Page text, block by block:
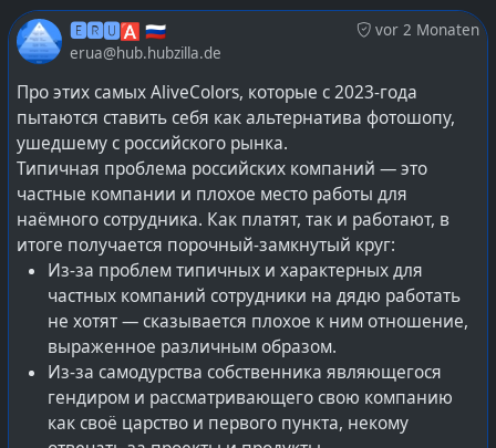
По сути своей, крайне сильно напоминая тот самый
VSCode, из которого легко и просто получилось
МойОфис / MyOffice же, напротив, реализован на C++
и работать в браузерах может лишь через
компиляцию кода в WASM — это приводит к ещё
более выраженной однопоточности, нежели идея
вокруг workers в кодовой базе на JavaScript.
Исходя из этого всего и не удивительно, что Euro
Office было решено создавать принудительно
присвоив себеименно ONLYOFFICE / Р7-Офис — и
формат OOXML Transitional поддерживает и в
различные онлайн-сервисы удобно внедрять.
Два разных Office Open XML
Существует OOXML аж в двух вариациях: Strict и
vor 2 Monaten
🅴🆁🆄🅰 🇷🇺
erua@hub.hubzilla.de
Про этих самых AliveColors, которые с 2023-года
пытаются ставить себя как альтернатива фотошопу,
ушедшему с российского рынка.
Типичная проблема российских компаний — это
частные компании и плохое место работы для
наёмного сотрудника. Как платят, так и работают, в
итоге получается порочный-замкнутый круг:
Из-за проблем типичных и характерных для
частных компаний сотрудники на дядю работать
не хотят — сказывается плохое к ним отношение,
выраженное различным образом.
Из-за самодурства собственника являющегося
гендиром и рассматривающего свою компанию
как своё царство и первого пункта, некому